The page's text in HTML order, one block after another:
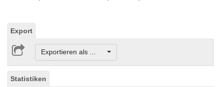
Export
Exportieren als ...
Statistiken